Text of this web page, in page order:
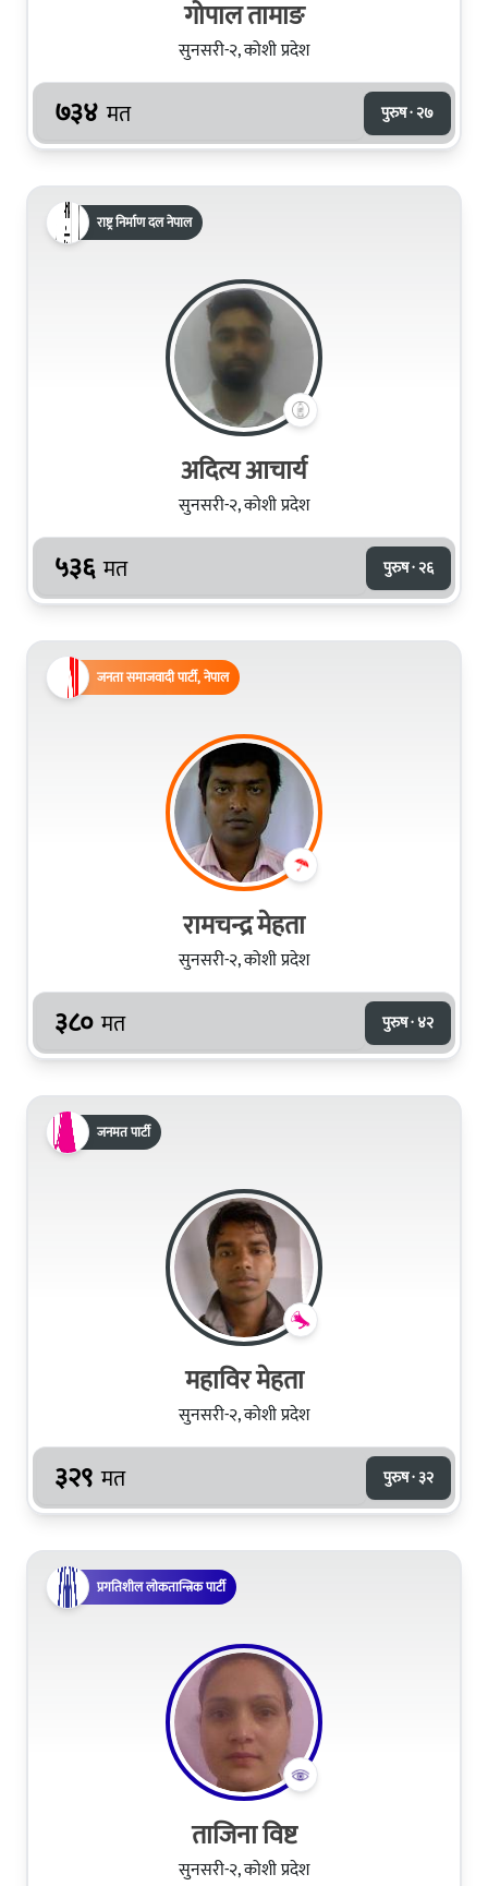
गोपाल तामाङ
सुनसरी-२, कोशी प्रदेश
७३४ मत पुरुष · २७
राष्ट्र निर्माण दल नेपाल
अदित्य आचार्य
सुनसरी-२, कोशी प्रदेश
५३६ मत पुरुष · २६
जनता समाजवादी पार्टी, नेपाल
रामचन्द्र मेहता
सुनसरी-२, कोशी प्रदेश
३८० मत पुरुष · ४२
जनमत पार्टी
महाविर मेहता
सुनसरी-२, कोशी प्रदेश
३२९ मत पुरुष · ३२
प्रगतिशील लोकतान्त्रिक पार्टी
ताजिना विष्ट
सुनसरी-२, कोशी प्रदेश